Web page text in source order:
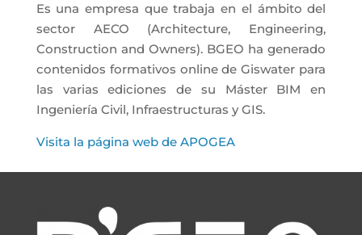
Es una empresa que trabaja en el ámbito del
sector AECO (Architecture, Engineering,
Construction and Owners). BGEO ha generado
contenidos formativos online de Giswater para
las varias ediciones de su Máster BIM en
Ingeniería Civil, Infraestructuras y GIS.
Visita la página web de APOGEA